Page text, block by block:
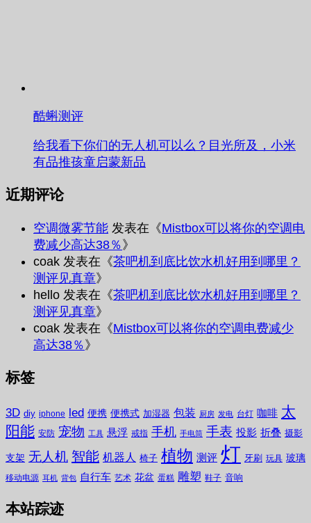
酷蝌测评
给我看下你们的无人机可以么？目光所及，小米
有品推孩童启蒙新品
近期评论
空调微雾节能 发表在《Mistbox可以将你的空调电
费减少高达38％》
coak 发表在《茶吧机到底比饮水机好用到哪里？
测评见真章》
hello 发表在《茶吧机到底比饮水机好用到哪里？
测评见真章》
coak 发表在《Mistbox可以将你的空调电费减少
高达38％》
标签
3D diy iphone led 便携 便携式 加湿器 包装 厨房 发电 台灯 咖啡 太
阳能 安防 宠物 工具 悬浮 戒指 手机 手电筒 手表 投影 折叠 摄影
支架 无人机 智能 机器人 椅子 植物 测评 灯 牙刷 玩具 玻璃
移动电源 耳机 背包 自行车 艺术 花盆 蛋糕 雕塑 鞋子 音响
本站踪迹